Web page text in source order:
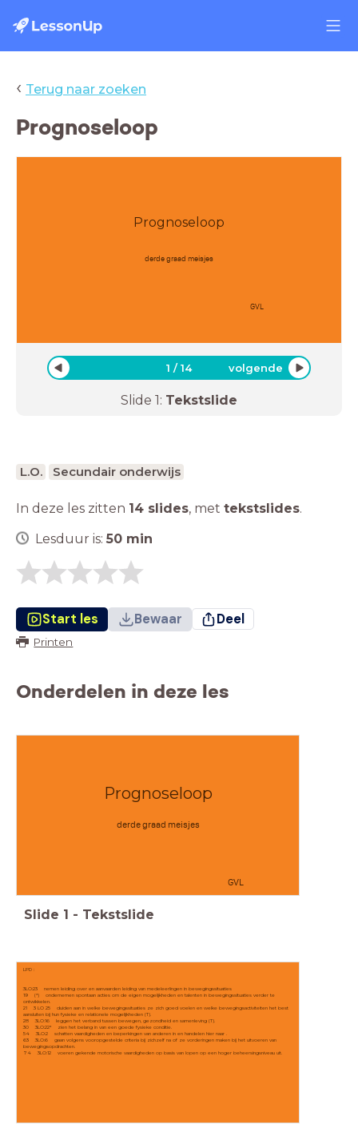
‹ Terug naar zoeken
Prognoseloop
Prognoseloop
derde graad meisjes
GVL
1 /14 volgende
Slide 1: Tekstslide
L.O. Secundair onderwijs
In deze les zitten 14 slides, met tekstslides.
Lesduur is: 50 min
Start les Bewaar Deel
Printen
Onderdelen in deze les
Prognoseloop
derde graad meisjes
GVL
Slide 1 - Tekstslide
LPD :
3LO:23 nemen leiding over en aanvaarden leiding van medeleerlingen in bewegingssituaties
19 (*) ondernemen spontaan acties om de eigen mogelijkheden en talenten in bewegingssituaties verder te
ontwikkelen.
21 3 LO 25 duiden aan in welke bewegingssituaties ze zich goed voelen en welke bewegingsactiviteiten het best
aansluiten bij hun fysieke en relationele mogelijkheden (T).
28 3LO:16 leggen het verband tussen bewegen, gezondheid en samenleving (T).
30 3LO:22* zien het belang in van een goede fysieke conditie.
54 3LO:2 schatten vaardigheden en beperkingen van anderen in en handelen hier naar .
63 3LO:6 gaan volgens vooropgestelde criteria bij zichzelf na of ze vorderingen maken bij het uitvoeren van
bewegingsopdrachten.
74 3LO:12 voeren gekende motorische vaardigheden op basis van lopen op een hoger beheersingsniveau uit.